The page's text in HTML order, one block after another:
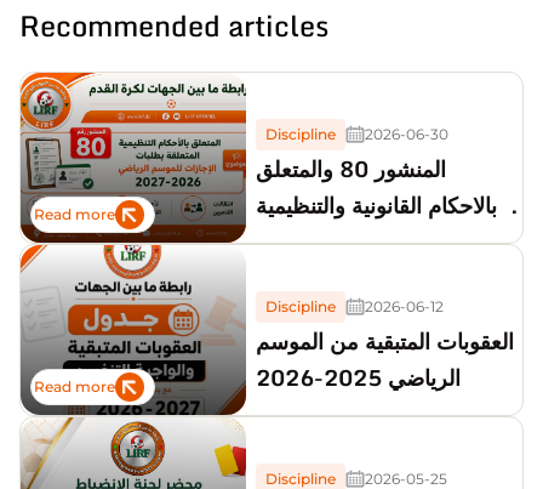
Recommended articles
المنشور 80 والمتعلق
بالاحكام القانونية والتنظيمية
لطلبات الإجازات للموسم
2026-06-30
Discipline
Read more
العقوبات المتبقية من الموسم
الرياضي 2025-2026
2026-06-12
Discipline
Read more
2026-05-25
Discipline